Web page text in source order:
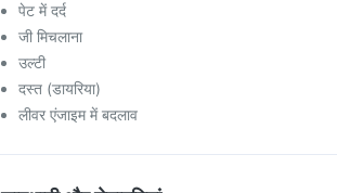
पेट में दर्द
जी मिचलाना
उल्टी
दस्त (डायरिया)
लीवर एंजाइम में बदलाव